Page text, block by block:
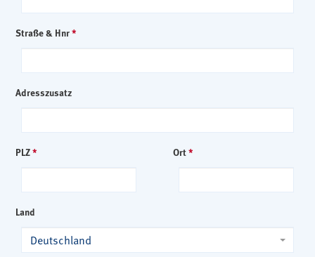
Straße & Hnr*
Adresszusatz
PLZ* Ort*
Land
Deutschland